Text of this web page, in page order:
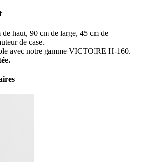
haut, 90 cm de large, 45 cm de
de case.
avec notre gamme VICTOIRE H-160.